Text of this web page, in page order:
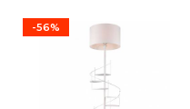
-56%